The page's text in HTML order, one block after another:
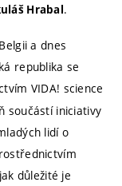
Hrabal.
a dnes
republika se
VIDA! science
součástí iniciativy
lidí o
důležité je